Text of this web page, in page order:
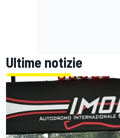
Ultime notizie